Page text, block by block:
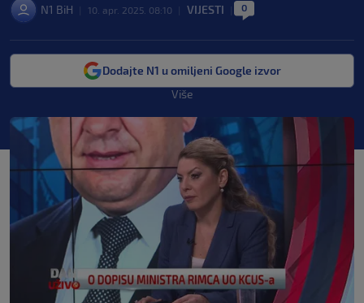
N1 BiH 10. apr. 2025. 08:10 VIJESTI 0
Dodajte N1 u omiljeni Google izvor
Više